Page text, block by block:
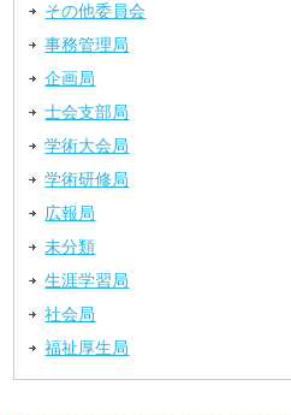
その他委員会
事務管理局
企画局
士会支部局
学術大会局
学術研修局
広報局
未分類
生涯学習局
社会局
福祉厚生局